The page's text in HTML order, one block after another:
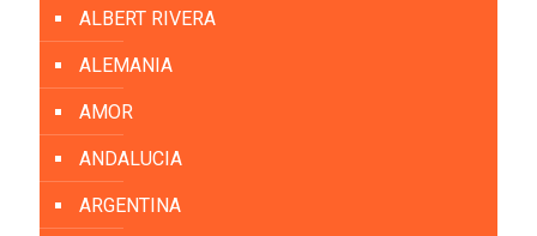
ALBERT RIVERA
ALEMANIA
AMOR
ANDALUCIA
ARGENTINA